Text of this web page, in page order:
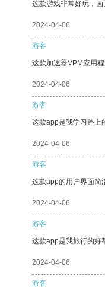
这款游戏非常好玩，画
2024-04-06
游客
这款加速器VPM应用
2024-04-06
游客
这款app是我学习路上
2024-04-06
游客
这款app的用户界面简
2024-04-06
游客
这款app是我旅行的好
2024-04-06
游客